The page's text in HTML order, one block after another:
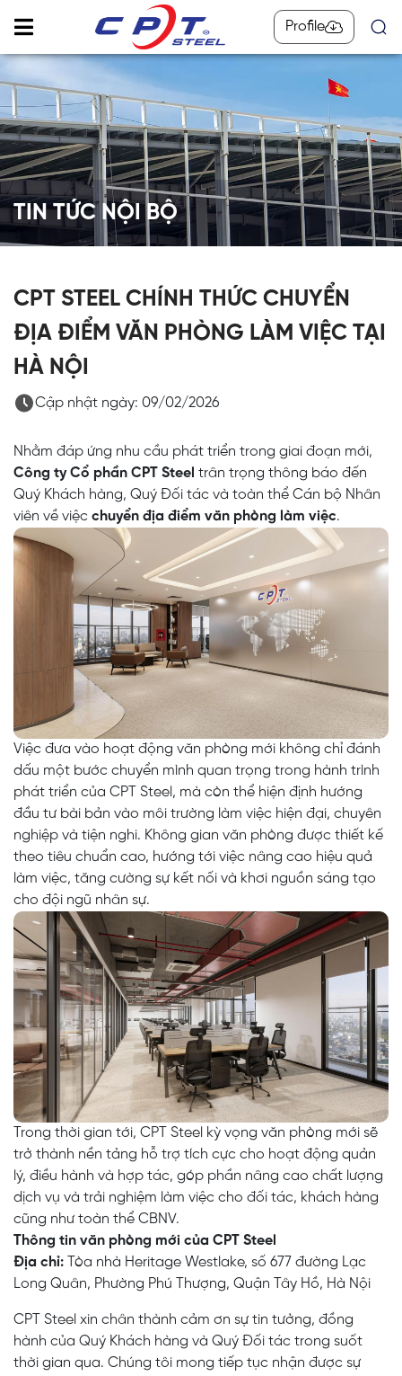
Profile
TIN TỨC NỘI BỘ
CPT STEEL CHÍNH THỨC CHUYỂN
ĐỊA ĐIỂM VĂN PHÒNG LÀM VIỆC TẠI
HÀ NỘI
Cập nhật ngày: 09/02/2026
Nhằm đáp ứng nhu cầu phát triển trong giai đoạn mới,
Công ty Cổ phần CPT Steel trân trọng thông báo đến
Quý Khách hàng, Quý Đối tác và toàn thể Cán bộ Nhân
viên về việc chuyển địa điểm văn phòng làm việc.
Việc đưa vào hoạt động văn phòng mới không chỉ đánh
dấu một bước chuyển mình quan trọng trong hành trình
phát triển của CPT Steel, mà còn thể hiện định hướng
đầu tư bài bản vào môi trường làm việc hiện đại, chuyên
nghiệp và tiện nghi. Không gian văn phòng được thiết kế
theo tiêu chuẩn cao, hướng tới việc nâng cao hiệu quả
làm việc, tăng cường sự kết nối và khơi nguồn sáng tạo
cho đội ngũ nhân sự.
Trong thời gian tới, CPT Steel kỳ vọng văn phòng mới sẽ
trở thành nền tảng hỗ trợ tích cực cho hoạt động quản
lý, điều hành và hợp tác, góp phần nâng cao chất lượng
dịch vụ và trải nghiệm làm việc cho đối tác, khách hàng
cũng như toàn thể CBNV.
Thông tin văn phòng mới của CPT Steel
Địa chỉ: Tòa nhà Heritage Westlake, số 677 đường Lạc
Long Quân, Phường Phú Thượng, Quận Tây Hồ, Hà Nội
CPT Steel xin chân thành cảm ơn sự tin tưởng, đồng
hành của Quý Khách hàng và Quý Đối tác trong suốt
thời gian qua. Chúng tôi mong tiếp tục nhận được sự